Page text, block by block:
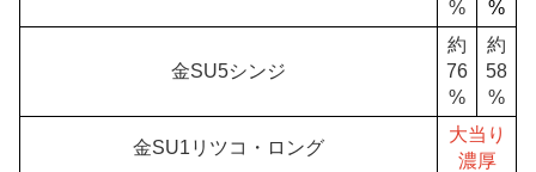
% %
金SU5シンジ
約
76
%
約
58
%
金SU1リツコ・ロング
大当り
濃厚